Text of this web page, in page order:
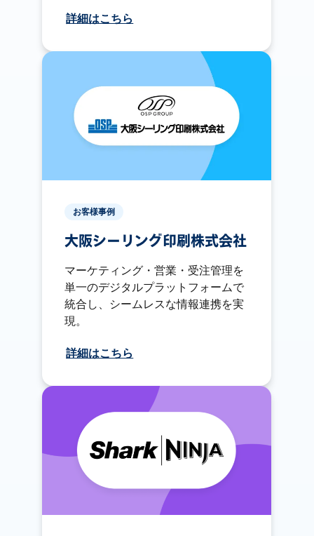
詳細はこちら
お客様事例
大阪シーリング印刷株式会社
マーケティング・営業・受注管理を
単一のデジタルプラットフォームで
統合し、シームレスな情報連携を実
現。
詳細はこちら